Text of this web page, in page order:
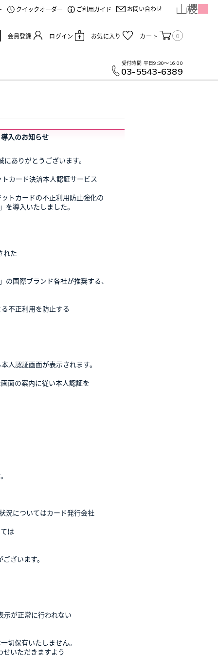
クイックオーダー ご利用ガイド お問い合わせ
会員登録 ログイン お気に入り カート 0
受付時間 平日9:30～16:00
03-5543-6389
入のお知らせ
ありがとうございます。
カード決済本人認証サービス
トカードの不正利用防止強化の
導入いたしました。
れた
国際ブランド各社が推奨する、
不正利用を防止する
人認証画面が表示されます。
面の案内に従い本人認証を
況についてはカード発行会社
は
ざいます。
示が正常に行われない
切保有いたしません。
いただきますよう